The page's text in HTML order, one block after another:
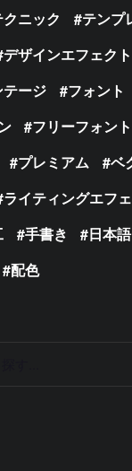
クニック
テンプ
デザインエフェクト
テージ
フォント
フリーフォント
プレミアム
ベ
ライティングエフ
手書き
日本
配色